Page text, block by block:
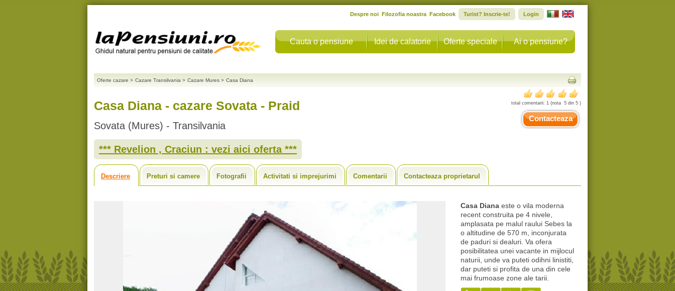
Cauta o pensiune Idei de calatorie Oferte speciale Ai o pensiune?
Despre noi Filozofia noastra Facebook Turist? Inscrie-te! Login
Oferte cazare > Cazare Transilvania > Cazare Mures > Casa Diana
Casa Diana - cazare Sovata - Praid
Sovata (Mures) - Transilvania
*** Revelion , Craciun : vezi aici oferta ***
total comentarii: 1 (nota 5 din 5 )
Contacteaza
Descriere Preturi si camere Fotografii Activitati si imprejurimi Comentarii Contacteaza proprietarul
Casa Diana este o vila moderna
recent construita pe 4 nivele,
amplasata pe malul raului Sebes la
o altitudine de 570 m, inconjurata
de paduri si dealuri. Va ofera
posibilitatea unei vacante in mijlocul
naturii, unde va puteti odihni linistiti,
dar puteti si profita de una din cele
mai frumoase zone ale tarii.